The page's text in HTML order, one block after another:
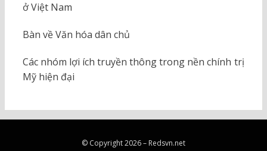
ở Việt Nam
Bàn về Văn hóa dân chủ
Các nhóm lợi ích truyền thông trong nền chính trị
Mỹ hiện đại
© Copyright 2026 – Redsvn.net